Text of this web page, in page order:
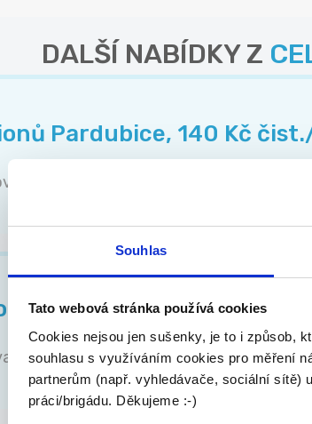
Souhlas
Tato webová stránka používá cookies
Cookies nejsou jen sušenky, je to i způsob,
souhlasu s využíváním cookies pro měření
partnerům (např. vyhledávače, sociální
práci/brigádu. Děkujeme :-)
DALŠÍ NABÍDKY Z
Pardubice, 140 Kč
v Dolních Ředicích u Pa...
ukázkových lekcí v IT
| od 15:00 Rodiče chtě...